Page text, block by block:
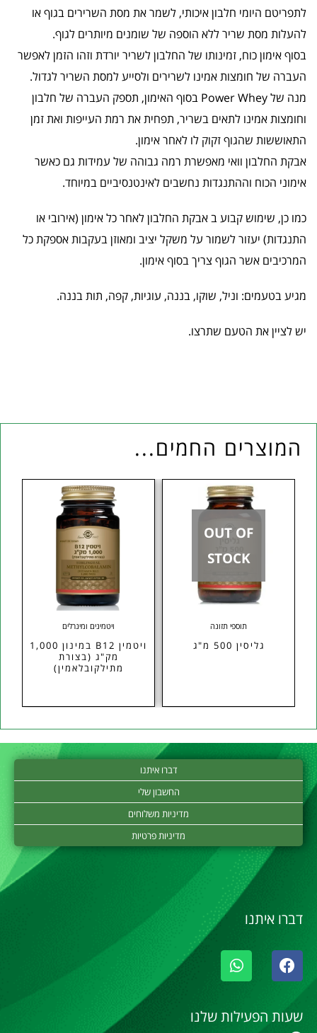
לתפריטם היומי חלבון איכותי, לשמר את מסת השרירים בגוף או
להעלות מסת שריר ללא הוספה של שומנים מיותרים לגוף.
בסוף אימון כוח, זמינותו של החלבון לשריר יורדת וזהו הזמן לאפשר
העברה של חומצות אמינו לשרירים ולסייע למסת השריר לגדול.
מנה של Power Whey בסוף האימון, תספק העברה של חלבון
וחומצות אמינו לתאים בשריר, תפחית את רמת העייפות ואת זמן
התאוששות שהגוף זקוק לו לאחר אימון.
אבקת החלבון וואי מאפשרת רמה גבוהה של עמידות גם כאשר
אימוני הכוח וההתנגדות נחשבים לאינטנסיביים במיוחד.
כמו כן, שימוש קבוע ב אבקת החלבון לאחר כל אימון (אירובי או
התנגדות) יעזור לשמור על משקל יציב ומאוזן בעקבות אספקת כל
המרכיבים אשר הגוף צריך בסוף אימון.
מגיע בטעמים: וניל, שוקו, בננה, עוגיות, קפה, תות בננה.
יש לציין את הטעם שתרצו.
המוצרים החמים...
OUT OF
STOCK
תוספי תזונה
גליסין 500 מ"ג
ויטמינים ומינרלים
ויטמין B12 במינון 1,000
מק"ג (בצורת
מתילקובלאמין)
דברו איתנו
החשבון שלי
מדיניות משלוחים
מדיניות פרטיות
דברו איתנו
שעות הפעילות שלנו